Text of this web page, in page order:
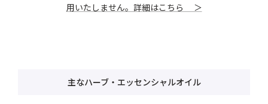
用いたしません。詳細はこちら ＞
主なハーブ・エッセンシャルオイル